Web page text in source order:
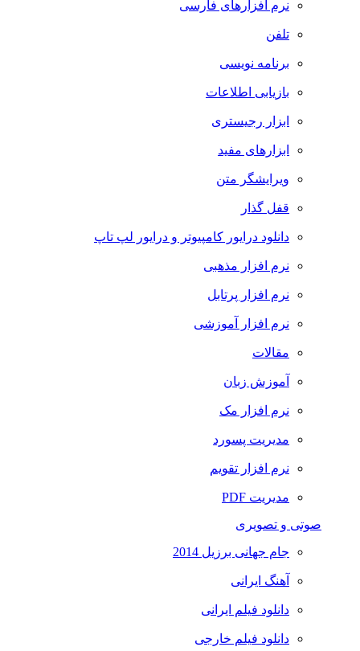
نرم افزارهای فارسی
تلفن
برنامه نویسی
بازیابی اطلاعات
ابزار رجیستری
ابزارهای مفید
ویرایشگر متن
قفل گذار
دانلود درایور کامپیوتر و درایور لپ تاپ
نرم افزار مذهبی
نرم افزار پرتابل
نرم افزار آموزشی
مقالات
آموزش زبان
نرم افزار مک
مدیریت پسورد
نرم افزار تقویم
مدیریت PDF
صوتی و تصویری
جام جهانی برزیل 2014
آهنگ ایرانی
دانلود فیلم ایرانی
دانلود فیلم خارجی